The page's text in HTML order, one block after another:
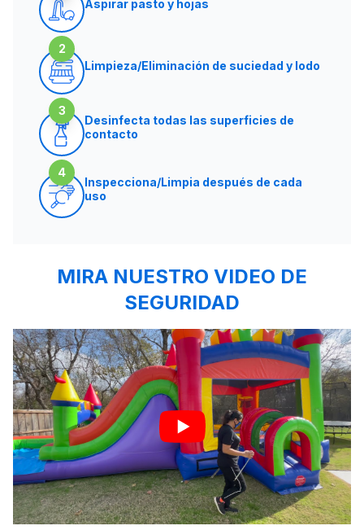
Aspirar pasto y hojas
2
Limpieza/Eliminación de suciedad y lodo
3
Desinfecta todas las superficies de
contacto
4
Inspecciona/Limpia después de cada
uso
MIRA NUESTRO VIDEO DE
SEGURIDAD